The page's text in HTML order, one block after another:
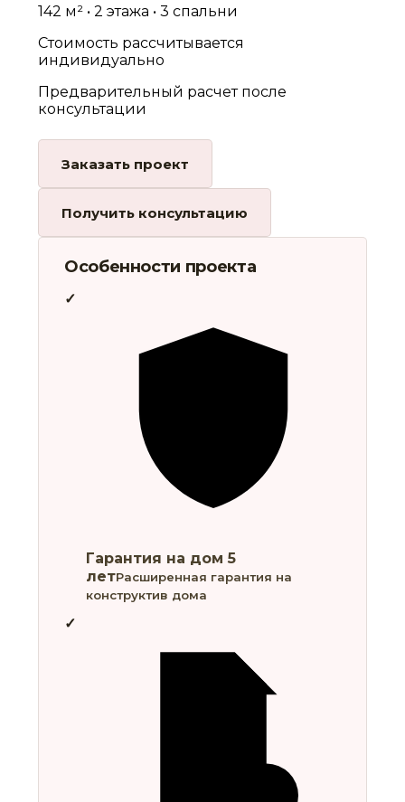
142 м² • 2 этажа • 3 спальни
Стоимость рассчитывается
индивидуально
Предварительный расчет после
консультации
Заказать проект
Получить консультацию
Особенности проекта
Гарантия на дом 5
летРасширенная гарантия на
конструктив дома